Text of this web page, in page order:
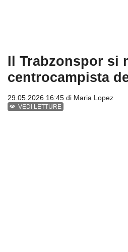
Il Trabzonspor si
centrocampista
29.05.2026 16:45 di Maria Lopez
VEDI LETTURE